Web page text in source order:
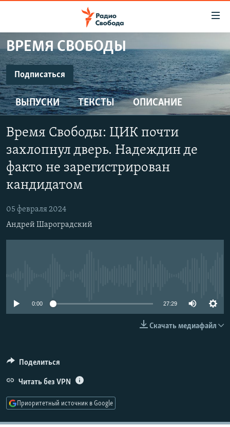
упрощенного
доступа
Вернуться
к
основному
содержанию
Вернутся
главной
навигации
поиску
ПРОГРАММЫ
ПОДКАСТЫ
АВТОРСКИЕ ПРОЕКТЫ
ЦИТАТЫ СВОБОДЫ
МНЕНИЯ
КУЛЬТУРА
IDEL.РЕАЛИИ
КАВКАЗ.РЕАЛИИ
СЕВЕР.РЕАЛИИ
СИБИРЬ.РЕАЛИИ
РАСПИСАНИЕ ВЕЩАНИЯ
ВРЕМЯ СВОБОДЫ
Подписаться
ПОДПИСАТЬСЯ
CastBox
Подписаться
ВЫПУСКИ ТЕКСТЫ ОПИСАНИЕ
Время Свободы: ЦИК почти
захлопнул дверь. Надеждин де
факто не зарегистрирован
кандидатом
05 февраля 2024
Андрей Шароградский
0:00 27:29
Скачать медиафайл
Поделиться
Читать без VPN
Приоритетный источник в Google